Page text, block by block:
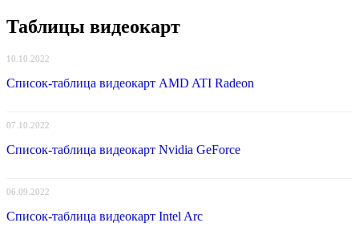
Таблицы видеокарт
10.10.2022
Список-таблица видеокарт AMD ATI Radeon
07.10.2022
Список-таблица видеокарт Nvidia GeForce
06.09.2022
Список-таблица видеокарт Intel Arc